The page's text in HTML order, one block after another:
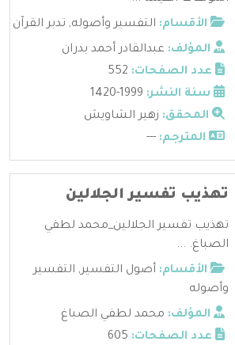
الأقسام: التفسير وأصوله, تدبر القرآن
المؤلف: عبدالقادر أحمد بدران
عدد الصفحات:
سنة النشر:
المحقق: زهير الشاويش
المترجم: ---
تهذيب تفسير الجلالين
تهذيب تفسير الجلالين_محمد لطفي
الصباغ. ...
الأقسام: أصول التفسير, التفسير
وأصوله
المؤلف: محمد لطفي الصباغ
عدد الصفحات: